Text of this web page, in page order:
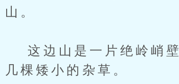
山。
这边山是一片绝岭峭壁
几棵矮小的杂草。